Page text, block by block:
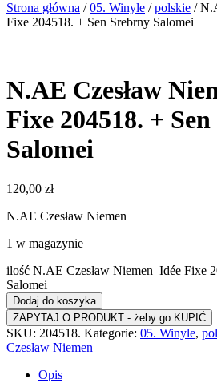
Strona główna /05. Winyle /polskie /
Fixe 204518. + Sen Srebrny Salomei
N.AE Czesław
Fixe 204518. +
Salomei
120,00 zł
N.AE Czesław Niemen ‎
1 w magazynie
ilość N.AE Czesław Niemen ‎ Idée Fixe
Salomei
Dodaj do koszyka
SKU: 204518. Kategorie: 05. Winyle,
Czesław Niemen ‎
Opis